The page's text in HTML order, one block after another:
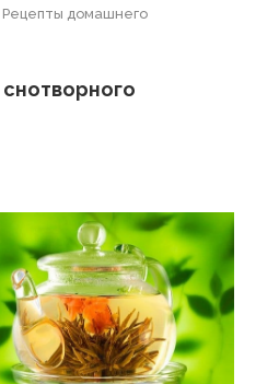
Рецепты домашнего